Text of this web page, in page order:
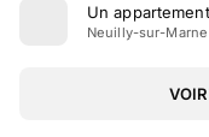
Un
Neuilly-sur-Marne
VOIR